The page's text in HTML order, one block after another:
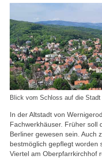
Blick vom Schloss auf die Stadt
In der Altstadt von
Fachwerkhäuser. Früher soll
Berliner gewesen sein. Auch
bestmöglich gepflegt worden
Viertel am Oberpfarrkirchhof